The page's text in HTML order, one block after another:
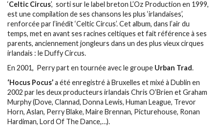
‘Celtic Circus’, sorti sur le label breton L’Oz Production en 1999,
est une compilation de ses chansons les plus ‘irlandaises’,
renforcée par l’inédit ‘Celtic Circus’. Cet album, dans l’air du
temps, met en avant ses racines celtiques et fait référence à ses
parents, anciennement jongleurs dans un des plus vieux cirques
irlandais : le Duffy Circus.
En 2001, Perry part en tournée avec le groupe Urban Trad.
‘Hocus Pocus’a été enregistré à Bruxelles et mixé à Dublin en
2002 par les deux producteurs irlandais Chris O’Brien et Graham
Murphy (Dove, Clannad, Donna Lewis, Human League, Trevor
Horn, Aslan, Perry Blake, Maire Brennan, Picturehouse, Ronan
Hardiman, Lord Of The Dance,…).